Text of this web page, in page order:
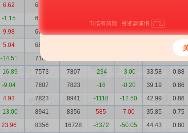
6.62 6037
-1.15 6021 39.90
9.98 6050 6833 -783 -11.46 40.17 1.12
5.04 6833 0.98
-14.51 7109
-16.89 7573 7807 -234 -3.00 33.58 0.88
-9.04 7807 7823 -16 -0.20 39.19 0.86
4.93 7823 8941 -1118 -12.50 42.99 0.86
-13.00 8941 8356 585 7.00 35.85 0.75
23.96 8356 16728 -8372 -50.05 44.43 0.80